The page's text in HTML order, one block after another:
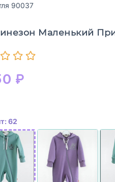
90037
Маленький
₽
62